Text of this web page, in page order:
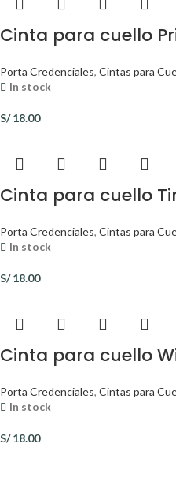
Cinta para cuello
Porta Credenciales, Cintas para
In stock
S/18.00
Cinta para cuello
Porta Credenciales, Cintas para
In stock
S/18.00
Cinta para cuello
Porta Credenciales, Cintas para
In stock
S/18.00